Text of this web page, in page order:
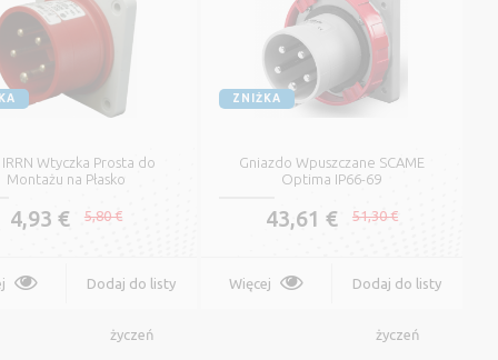
Płaski Kabel Instalacyjny
IRRN Wtyczka Prosta do
Montażu na Płasko
4,93 € 5,80 €
Dodaj do listy
życzeń
ZNIŻKA
Gniazdo Wpuszczane SCAME
Optima IP66-69
43,61 € 51,30 €
Więcej Dodaj do listy
życzeń